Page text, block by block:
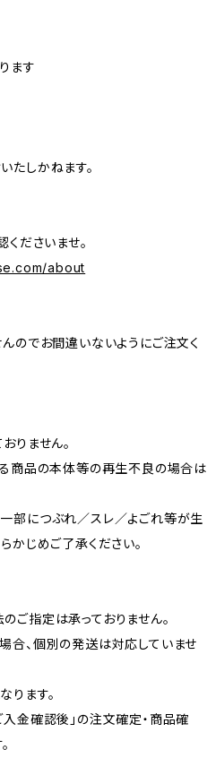
ます
しかねます。
ださいませ。
about
のでお間違いないようにご注文く
りません。
る商品の本体等の再生不良の場合は
部につぶれ／スレ／よごれ等が生
かじめご了承ください。
指定は承っておりません。
、個別の発送は対応していませ
ります。
金確認後」の注文確定・商品確